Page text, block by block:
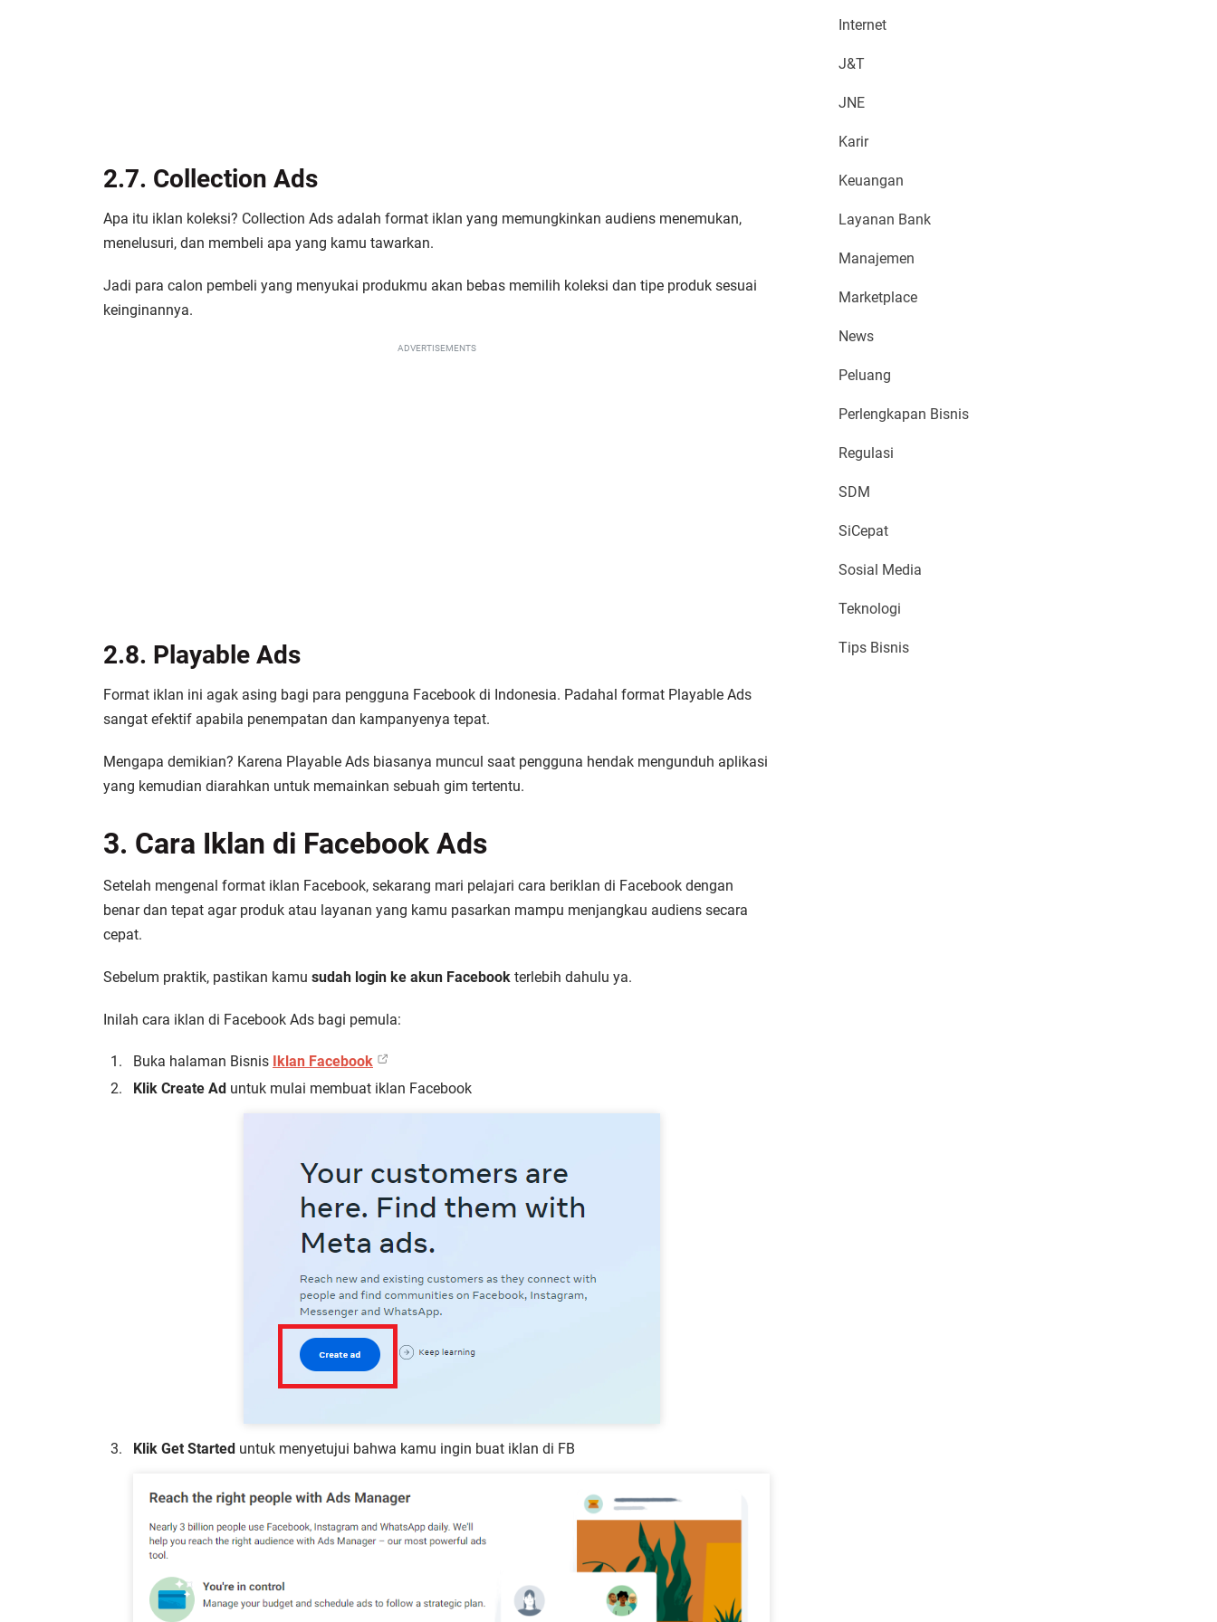
2.7. Collection Ads
Apa itu iklan koleksi? Collection Ads adalah format iklan yang memungkinkan audiens menemukan,
menelusuri, dan membeli apa yang kamu tawarkan.
Jadi para calon pembeli yang menyukai produkmu akan bebas memilih koleksi dan tipe produk sesuai
keinginannya.
ADVERTISEMENTS
2.8. Playable Ads
Format iklan ini agak asing bagi para pengguna Facebook di Indonesia. Padahal format Playable Ads
sangat efektif apabila penempatan dan kampanyenya tepat.
Mengapa demikian? Karena Playable Ads biasanya muncul saat pengguna hendak mengunduh aplikasi
yang kemudian diarahkan untuk memainkan sebuah gim tertentu.
3. Cara Iklan di Facebook Ads
Setelah mengenal format iklan Facebook, sekarang mari pelajari cara beriklan di Facebook dengan
benar dan tepat agar produk atau layanan yang kamu pasarkan mampu menjangkau audiens secara
cepat.
Sebelum praktik, pastikan kamu sudah login ke akun Facebook terlebih dahulu ya.
Inilah cara iklan di Facebook Ads bagi pemula:
Buka halaman Bisnis
Iklan Facebook
Klik Create Ad untuk mulai membuat iklan Facebook
Klik Get Started untuk menyetujui bahwa kamu ingin buat iklan di FB
Internet
J&T
JNE
Karir
Keuangan
Layanan Bank
Manajemen
Marketplace
News
Peluang
Perlengkapan Bisnis
Regulasi
SDM
SiCepat
Sosial Media
Teknologi
Tips Bisnis